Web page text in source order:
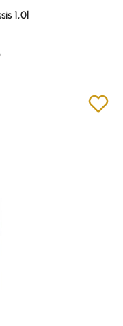
5 Sternen
1,0l